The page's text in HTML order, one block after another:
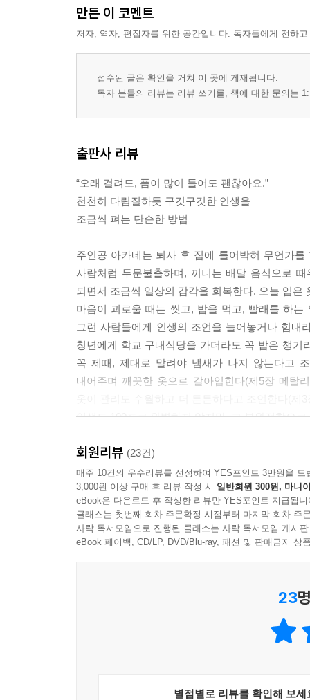
만든 이 코멘트
저자, 역자, 편집자를 위한 공간입니다. 독자들에게 전하
접수된 글은 확인을 거쳐 이 곳에 게재됩니다.
독자 분들의 리뷰는 리뷰 쓰기를, 책에 대한 문의는
출판사 리뷰
“오래 걸려도, 품이 많이 들어도 괜찮아요.”
천천히 다림질하듯 구깃구깃한 인생을
조금씩 펴는 단순한 방법
주인공 아카네는 퇴사 후 집에 틀어박혀 무언가
사람처럼 두문불출하며, 끼니는 배달 음식으로
되면서 조금씩 일상의 감각을 회복한다. 오늘 입은
마음이 괴로울 때는 씻고, 밥을 먹고, 빨래를 하
그런 사람들에게 인생의 조언을 늘어놓거나 힘내
청년에게 학교 구내식당을 가더라도 꼭 밥은 챙
꼭 제때, 제대로 말려야 냄새가 나지 않는다고
내어주며 깨끗한 옷으로 갈아입힌다(제5장 메탈
인생도 100프로 완벽하지 않지만, 그 불완전함으
인생의 바퀴는 다시 돌아간다는 믿음. 그런 단순
“구깃구깃해진 인생을 조금씩 펴고 싶었다. 시간
“언제든 또 찾아주세요.
여기서 기다리고 있을게요.”
특정 장소에서 우연히 만난 사람들이 인연을 맺
만큼 그 정취를 절묘하게 붙들어놓는다. 그곳에
화려한 문을 빠져나가 바다를 향해 5분 정도
회원리뷰 (23건)
매주 10건의 우수리뷰를 선정하여 YES포인트 3만원을 드
3,000원 이상 구매 후 리뷰 작성 시 일반회원 300원, 마니
eBook은 다운로드 후 작성한 리뷰만 YES포인트 지급됩니
클래스는 첫번째 회차 주문확정 시점부터 마지막 회차 주
사락 독서모임으로 진행된 클래스는 사락 독서모임 게시
eBook 페이백, CD/LP, DVD/Blu-ray, 패션 및 판매금지 상
23
별점별로 리뷰를 확인해 보세